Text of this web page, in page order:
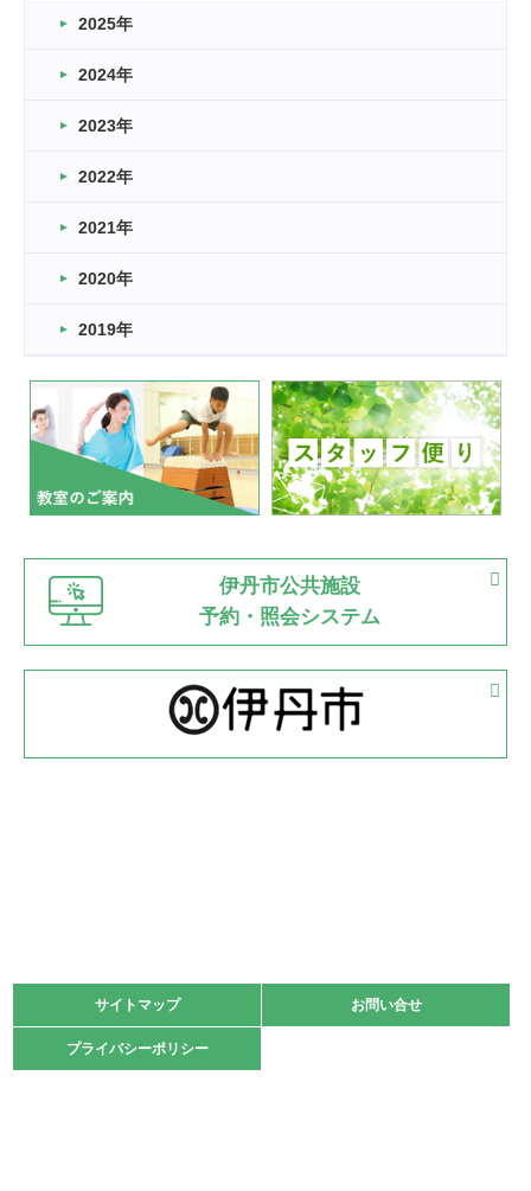
車いすバスケとRくんのお話
2026.03.14
卒業・卒園の季節★
2026.03.11
緑ケ丘体育館
2022.11.03
緑ケ丘体育館
いたっぼーる大会☆彡
緑ケ丘体育館
2022.07.03
市内総合体育大会が開始
緑ケ丘体育館 猪名川運動広場
古池運動広場
2022.06.12
県知事杯争奪バレーボール大会が開催
2022.05.05
体育協会長杯 バドミントン競技の部
2022.05.22
緑ケ丘体育館
2021.10.23
卓球選手権大会ラージボールの部開催☆
2025年
2024年
2023年
2022年
2021年
2020年
2019年
伊丹市公共施設
予約・照会システム
サイトマップ お問い合せ
プライバシーポリシー
サイトマップ お問い合せ
プライバシーポリシー